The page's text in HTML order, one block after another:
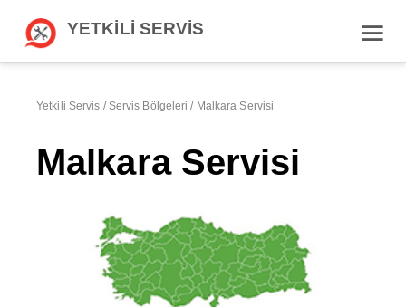
YETKİLİ SERVİS
Yetkili Servis /Servis Bölgeleri / Malkara Servisi
Malkara Servisi